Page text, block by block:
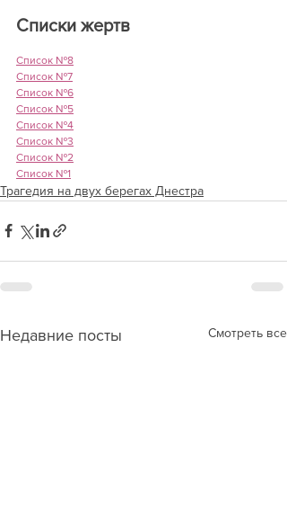
Списки жертв
Список №8
Список №7
Список №6
Список №5
Список №4
Список №3
Список №2
Список №1
Трагедия на двух берегах Днестра
Недавние посты Смотреть все